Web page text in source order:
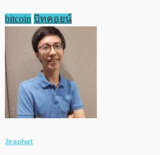
bitcoin บิทคอยน์
Jiraphat